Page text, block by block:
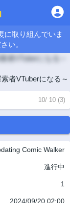
に取り組んでいま
い。
10/ 10 (3)
Comic Walker
進行中
1
2024/09/20 02:00